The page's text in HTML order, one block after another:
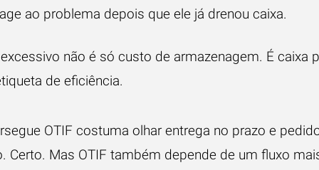
ao problema depois que ele já drenou caixa.
não é só custo de armazenagem. É caixa
de eficiência.
OTIF costuma olhar entrega no prazo e
Certo. Mas OTIF também depende de um fluxo